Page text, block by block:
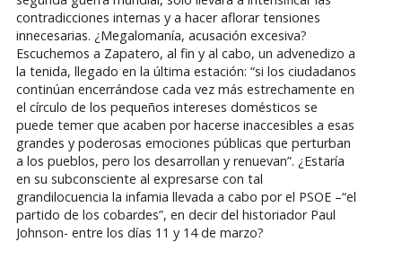
contradicciones internas y a hacer aflorar tensiones
innecesarias. ¿Megalomanía, acusación excesiva?
Escuchemos a Zapatero, al fin y al cabo, un advenedizo a
la tenida, llegado en la última estación: “si los ciudadanos
continúan encerrándose cada vez más estrechamente en
el círculo de los pequeños intereses domésticos se
puede temer que acaben por hacerse inaccesibles a esas
grandes y poderosas emociones públicas que perturban
a los pueblos, pero los desarrollan y renuevan”. ¿Estaría
en su subconsciente al expresarse con tal
grandilocuencia la infamia llevada a cabo por el PSOE –“el
partido de los cobardes”, en decir del historiador Paul
Johnson- entre los días 11 y 14 de marzo?